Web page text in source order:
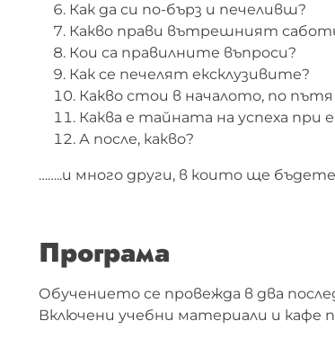
Как да си по-бърз и печеливш?
Какво прави вътрешният
Кои са правилните въпроси?
Как се печелят ексклузивите?
Какво стои в началото, по пътя
Каква е тайната на успеха при
А после, какво?
……..и много други, в които ще
Програма
Обучението се провежда в два
Включени учебни материали и кафе